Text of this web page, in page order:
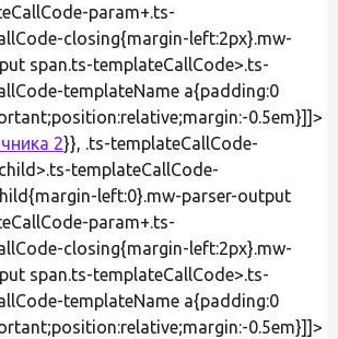
param+.ts-
closing{margin-left:2px}.mw-
span.ts-templateCallCode>.ts-
templateName a{padding:0
0.5em}]]>
2}}, .ts-templateCallCode-
templateCallCode-
left:0}.mw-parser-output
param+.ts-
closing{margin-left:2px}.mw-
span.ts-templateCallCode>.ts-
templateName a{padding:0
0.5em}]]>